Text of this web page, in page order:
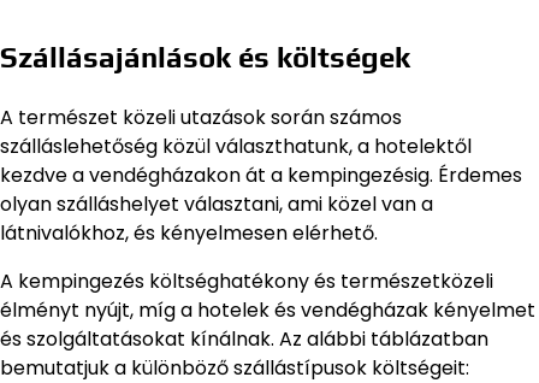
Szállásajánlások és költségek
A természet közeli utazások során számos
szálláslehetőség közül választhatunk, a hotelektől
kezdve a vendégházakon át a kempingezésig. Érdemes
olyan szálláshelyet választani, ami közel van a
látnivalókhoz, és kényelmesen elérhető.
A kempingezés költséghatékony és természetközeli
élményt nyújt, míg a hotelek és vendégházak kényelmet
és szolgáltatásokat kínálnak. Az alábbi táblázatban
bemutatjuk a különböző szállástípusok költségeit: